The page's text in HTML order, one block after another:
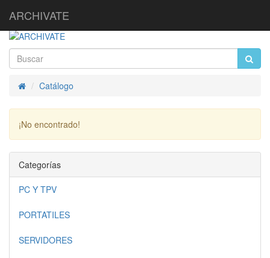
ARCHIVATE
InicioCatálogo
¡No encontrado!
Categorías
PC Y TPV
PORTATILES
SERVIDORES